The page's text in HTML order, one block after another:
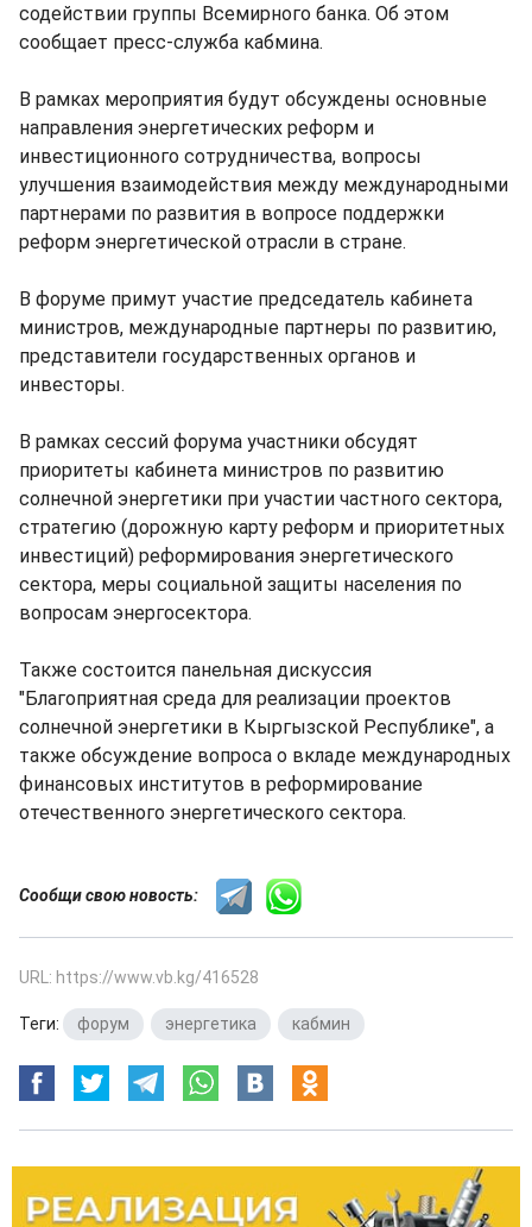
содействии группы Всемирного банка. Об этом
сообщает пресс-служба кабмина.
В рамках мероприятия будут обсуждены основные
направления энергетических реформ и
инвестиционного сотрудничества, вопросы
улучшения взаимодействия между международными
партнерами по развития в вопросе поддержки
реформ энергетической отрасли в стране.
В форуме примут участие председатель кабинета
министров, международные партнеры по развитию,
представители государственных органов и
инвесторы.
В рамках сессий форума участники обсудят
приоритеты кабинета министров по развитию
солнечной энергетики при участии частного сектора,
стратегию (дорожную карту реформ и приоритетных
инвестиций) реформирования энергетического
сектора, меры социальной защиты населения по
вопросам энергосектора.
Также состоится панельная дискуссия
"Благоприятная среда для реализации проектов
солнечной энергетики в Кыргызской Республике", а
также обсуждение вопроса о вкладе международных
финансовых институтов в реформирование
отечественного энергетического сектора.
Сообщи свою новость:
URL: https://www.vb.kg/416528
Теги: форум энергетика кабмин